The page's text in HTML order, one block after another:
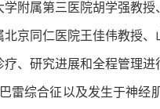
附属第三医院胡学强教
京同仁医院王佳伟教授
、研究进展和全程管理
综合征以及发生于神